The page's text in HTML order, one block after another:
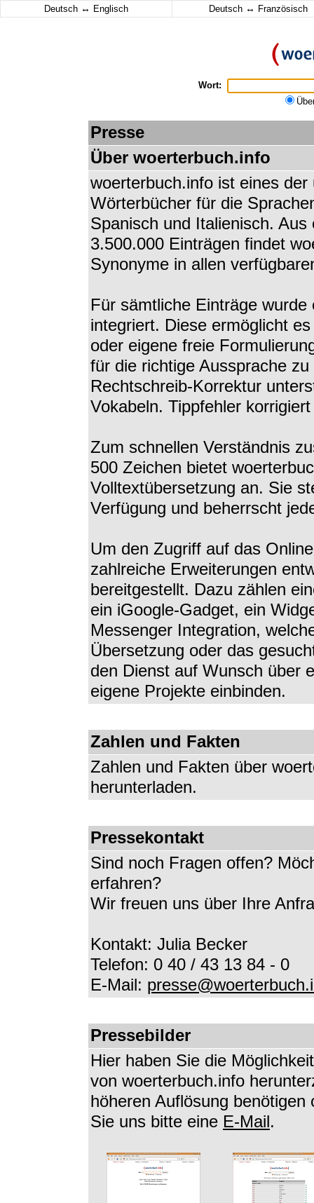
Deutsch ↔ Englisch Deutsch ↔ Französisch
Wort:
Presse
Über woerterbuch.info
woerterbuch.info ist eines
Wörterbücher für die
Spanisch und Italienisch.
3.500.000 Einträgen findet
Synonyme in allen
Für sämtliche Einträge
integriert. Diese ermöglicht
oder eigene freie
für die richtige Aussprache
Rechtschreib-Korrektur
Vokabeln. Tippfehler
Zum schnellen Verständnis
500 Zeichen bietet
Volltextübersetzung an. Sie
Verfügung und beherrscht
Um den Zugriff auf das
zahlreiche Erweiterungen
bereitgestellt. Dazu zählen
ein iGoogle-Gadget, ein
Messenger Integration,
Übersetzung oder das
den Dienst auf Wunsch über
eigene Projekte einbinden.
Zahlen und Fakten
Zahlen und Fakten über
herunterladen.
Pressekontakt
Sind noch Fragen offen?
erfahren?
Wir freuen uns über Ihre
Kontakt: Julia Becker
Telefon: 0 40 / 43 13 84 - 0
E-Mail:
Pressebilder
Hier haben Sie die
von woerterbuch.info
höheren Auflösung
Sie uns bitte eine E-Mail.